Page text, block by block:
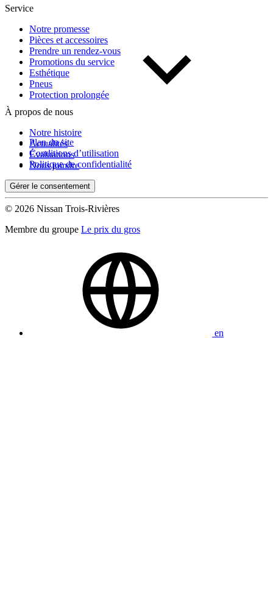
Service
Notre promesse
Pièces et accessoires
Prendre un rendez-vous
Promotions du service
Esthétique
Pneus
Protection prolongée
À propos de nous
Notre histoire
Actualités
Évaluations
Nous joindre
Plan du site
Conditions d’utilisation
Politique de confidentialité
Gérer le consentement
© 2026 Nissan Trois-Rivières
Membre du groupe Le prix du gros
en